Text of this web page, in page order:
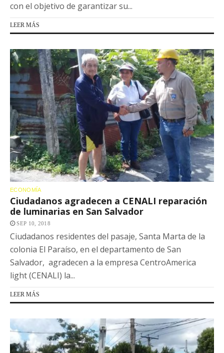
con el objetivo de garantizar su...
LEER MÁS
ECONOMÍA
Ciudadanos agradecen a CENALI reparación
de luminarias en San Salvador
SEP 10, 2018
Ciudadanos residentes del pasaje, Santa Marta de la
colonia El Paraíso, en el departamento de San
Salvador, agradecen a la empresa CentroAmerica
light (CENALI) la...
LEER MÁS